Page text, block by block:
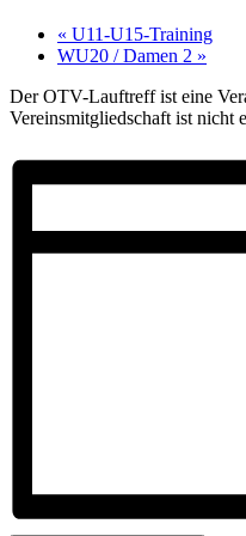
« U11-U15-Training
WU20 / Damen 2 »
Der OTV-Lauftreff ist eine
Vereinsmitgliedschaft ist nicht